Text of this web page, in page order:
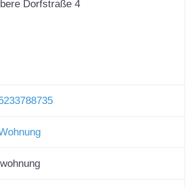
Dorfstraße 4